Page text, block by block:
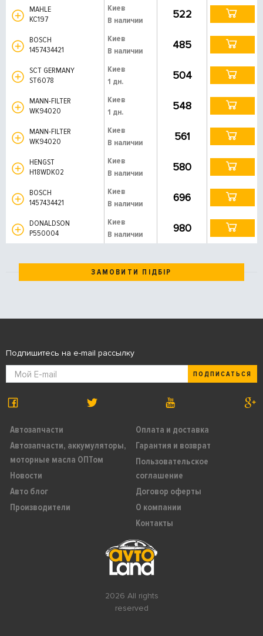
MAHLE
KC197
Киев
В наличии
522
BOSCH
1457434421
Киев
В наличии
485
SCT GERMANY
ST6078
Киев
1 дн.
504
MANN-FILTER
WK94020
Киев
1 дн.
548
MANN-FILTER
WK94020
Киев
В наличии
561
HENGST
H18WDK02
Киев
В наличии
580
BOSCH
1457434421
Киев
В наличии
696
DONALDSON
P550004
Киев
В наличии
980
ЗАМОВИТИ ПІДБІР
2026 All rights
reserved
Автозапчасти
Автозапчасти, аккумуляторы,
моторные масла ОПТом
Новости
Авто блог
Производители
Оплата и доставка
Гарантия и возврат
Пользовательское
соглашение
Договор оферты
О компании
Контакты
Подпишитесь на e-mail рассылку
ПОДПИСАТЬСЯ